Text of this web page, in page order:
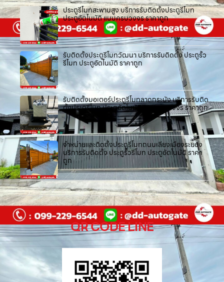
ประตูรีโมทสะพานสูง บริการรับติดตั้งประตูรีโมท
ประตูอัตโนมัติ แบบครบวงจร ราคาถูก
รับติดตั้งประตูรีโมทวัฒนา บริการรับติดตั้ง ประตูรั้ว
รีโมท ประตูอัตโนมัติ ราคาถูก
รับติดตั้งมอเตอร์ประตูรีโมทลาดกระบัง บริการรับติด
ตั้งประตูรีโมท ประตูอัตโนมัติ แบบครบวงจร ราคาถูก
จำหน่ายและติดตั้งประตูรีโมทถนนเลี่ยงเมืองระยอง
บริการรับติดตั้ง ประตูรั้วรีโมท ประตูอัตโนมัติ ราคา
ถูก
QR CODE LINE